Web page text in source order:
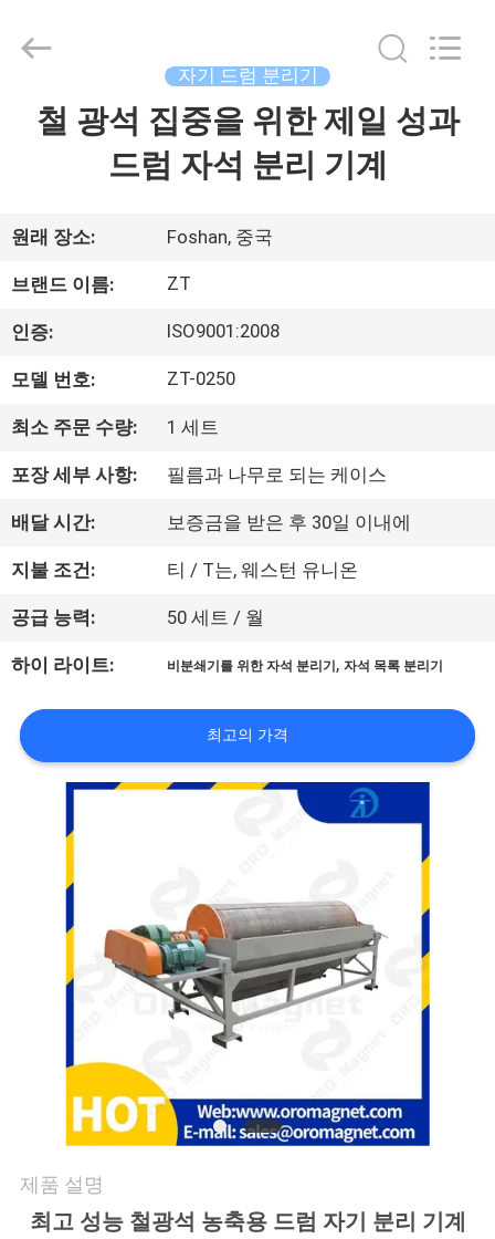
품
우
리
여
공
장
여
행
세
요
2026
Foshan
자기 드럼 분리기
철 광석 집중을 위한 제일 성과
드럼 자석 분리 기계
원래 장소: Foshan, 중국
브랜드 이름: ZT
인증: ISO9001:2008
모델 번호: ZT-0250
최소 주문 수량: 1 세트
포장 세부 사항: 필름과 나무로 되는 케이스
배달 시간: 보증금을 받은 후 30일 이내에
지불 조건: 티 / T는, 웨스턴 유니온
공급 능력: 50 세트 / 월
하이 라이트: 비분쇄기를 위한 자석 분리기 ,자석 목록 분리기
최고의 가격
제품 설명
최고 성능 철광석 농축용 드럼 자기 분리 기계